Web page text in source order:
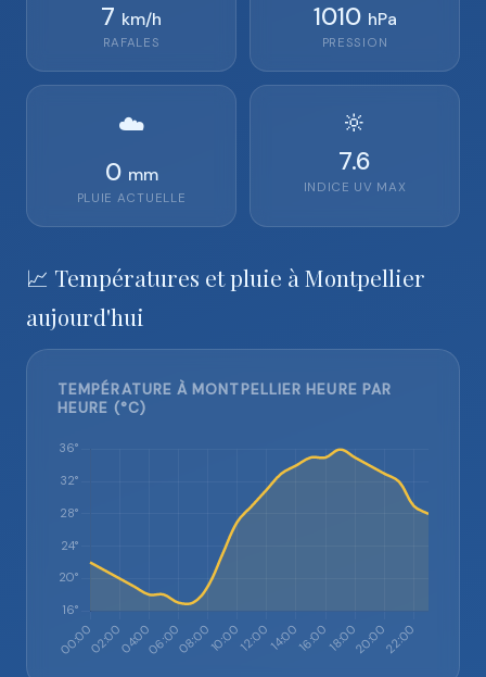
7 km/h
RAFALES
1010 hPa
PRESSION
☁️
0 mm
PLUIE ACTUELLE
🔆
7.6
INDICE UV MAX
📈 Températures et pluie à Montpellier
aujourd'hui
TEMPÉRATURE À MONTPELLIER HEURE PAR
HEURE (°C)